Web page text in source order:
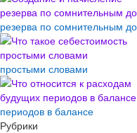
резерва по сомнительным
простыми словами
периодов в балансе
Рубрики